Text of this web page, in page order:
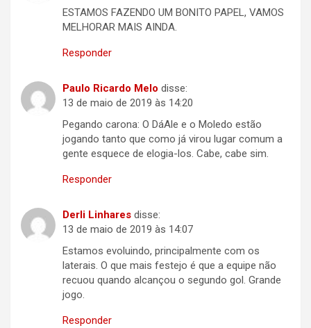
ESTAMOS FAZENDO UM BONITO PAPEL, VAMOS
MELHORAR MAIS AINDA.
Responder
Paulo Ricardo Melo disse:
13 de maio de 2019 às 14:20
Pegando carona: O DáAle e o Moledo estão
jogando tanto que como já virou lugar comum a
gente esquece de elogia-los. Cabe, cabe sim.
Responder
Derli Linhares disse:
13 de maio de 2019 às 14:07
Estamos evoluindo, principalmente com os
laterais. O que mais festejo é que a equipe não
recuou quando alcançou o segundo gol. Grande
jogo.
Responder